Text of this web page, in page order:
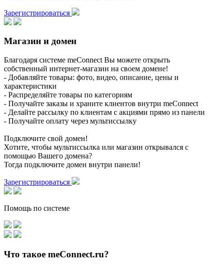
Зарегистрироваться
Магазин и домен
Благодаря системе meConnect Вы можете открыть
собственный интернет-магазин на своем домене!
- Добавляйте товары: фото, видео, описание, цены и
характеристики
- Распределяйте товары по категориям
- Получайте заказы и храните клиентов внутри meConnect
- Делайте рассылку по клиентам с акциями прямо из панели
- Получайте оплату через мультиссылку
Подключите свой домен!
Хотите, чтобы мультиссылка или магазин открывался с
помощью Вашего домена?
Тогда подключите домен внутри панели!
Зарегистрироваться
Помощь по системе
Что такое meConnect.ru?